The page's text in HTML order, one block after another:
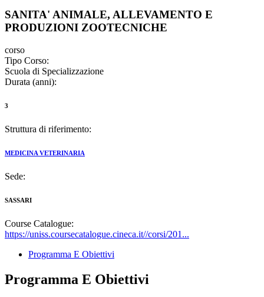
SANITA' ANIMALE, ALLEVAMENTO E
PRODUZIONI ZOOTECNICHE
corso
Tipo Corso:
Scuola di Specializzazione
Durata (anni):
3
Struttura di riferimento:
MEDICINA VETERINARIA
Sede:
SASSARI
Course Catalogue:
https://uniss.coursecatalogue.cineca.it//corsi/201...
Programma E Obiettivi
Programma E Obiettivi